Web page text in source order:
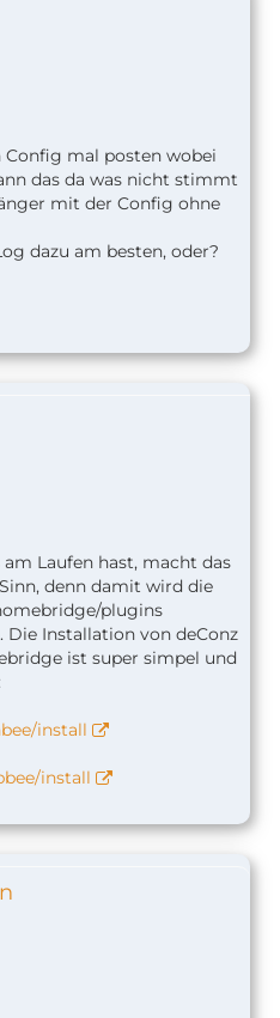
mal posten wobei
das da was nicht stimmt
mit der Config ohne
dazu am besten, oder?
Laufen hast, macht das
denn damit wird die
plugins
Die Installation von deConz
ist super simpel und
install
install